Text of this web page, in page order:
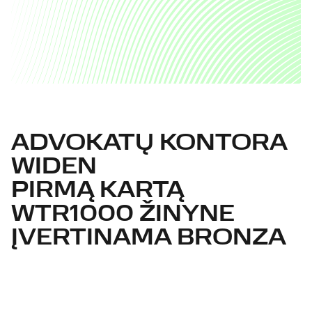
ADVOKATŲ KONTORA
WIDEN
PIRMĄ KARTĄ
WTR1000 ŽINYNE
ĮVERTINAMA BRONZA